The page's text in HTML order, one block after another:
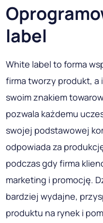
label
White label to forma
firma tworzy produkt, a
swoim znakiem
pozwala każdemu
swojej podstawowej
odpowiada za
podczas gdy firma
marketing i promocję.
bardziej wydajne,
produktu na rynek i